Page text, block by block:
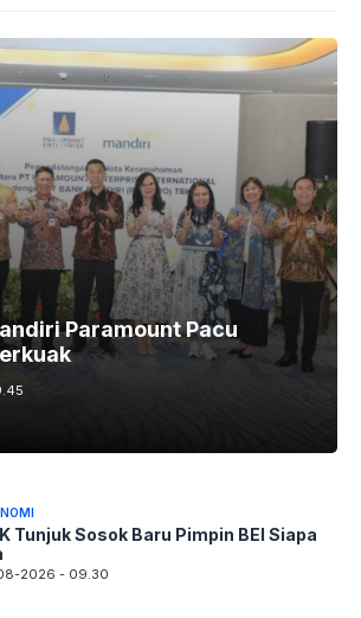
Paramount Pacu
Tunjuk Sosok Baru Pimpin BEI Siapa
2026 - 09.30